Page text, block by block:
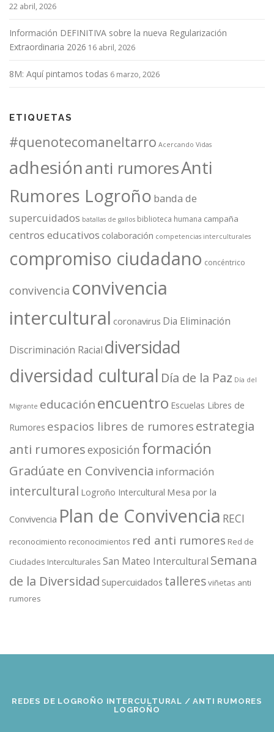
22 abril, 2026
Información DEFINITIVA sobre la nueva Regularización
Extraordinaria 2026 16 abril, 2026
8M: Aquí pintamos todas 6 marzo, 2026
ETIQUETAS
#quenotecomaneltarro Acercando Vidas
adhesiónanti rumoresAnti
Rumores Logroño banda de
supercuidados batallas de gallos biblioteca humana campaña
centros educativos colaboración competencias interculturales
compromiso ciudadano concéntrico
convivencia convivencia
intercultural coronavirus Dia Eliminación
Discriminación Racial diversidad
diversidad cultural Día de la Paz Día del
Migrante educaciónencuentro Escuelas Libres de
Rumores espacios libres de rumores estrategia
anti rumoresexposición formación
Gradúate en Convivencia información
intercultural Logroño Intercultural Mesa por la
Convivencia Plan de Convivencia RECI
reconocimiento reconocimientos red anti rumores Red de
Ciudades Interculturales San Mateo Intercultural Semana
de la Diversidad Supercuidados talleresviñetas anti
rumores
REDES DE LOGROÑO INTERCULTURAL / ANTI RUMORES
LOGROÑO